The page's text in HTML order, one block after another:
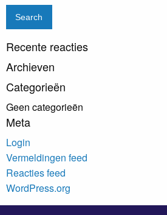
Recente reacties
Archieven
Categorieën
Geen categorieën
Meta
Login
Vermeldingen feed
Reacties feed
WordPress.org